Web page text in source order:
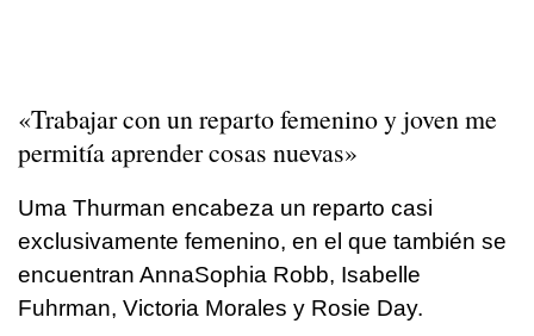
«Trabajar con un reparto femenino y joven me
permitía aprender cosas nuevas»
Uma Thurman encabeza un reparto casi
exclusivamente femenino, en el que también se
encuentran AnnaSophia Robb, Isabelle
Fuhrman, Victoria Morales y Rosie Day.